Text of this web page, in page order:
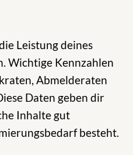
Leistung deines
Wichtige Kennzahlen
Abmelderaten
Daten geben dir
Inhalte gut
besteht.